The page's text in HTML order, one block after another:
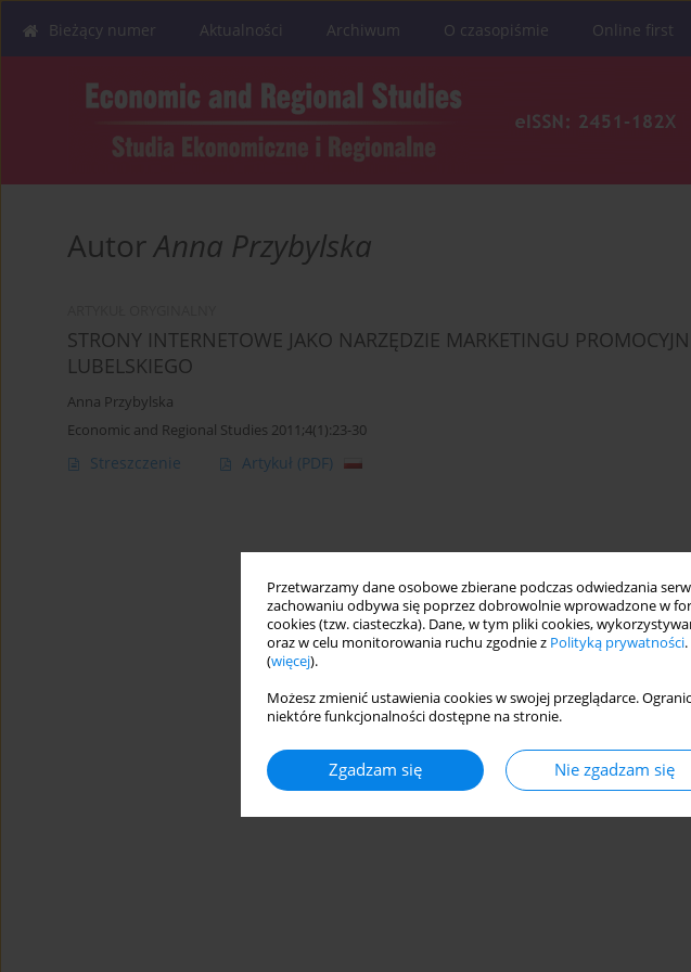
Przetwarzamy dane osobowe zbierane podczas odwiedzania
zachowaniu odbywa się poprzez dobrowolnie wprowadzone w
cookies (tzw. ciasteczka). Dane, w tym pliki cookies,
oraz w celu monitorowania ruchu zgodnie z Polityką prywatności
(więcej).
Możesz zmienić ustawienia cookies w swojej przeglądarce.
niektóre funkcjonalności dostępne na stronie.
Zgadzam się Nie zgadzam się
Bieżący numer Aktualności Archiwum O czasopiśmie Online first
AutorAnna Przybylska
STRONY INTERNETOWE JAKO NARZĘDZIE MARKETINGU
LUBELSKIEGO
Anna Przybylska
Economic and Regional Studies 2011;4(1):23-30
Streszczenie Artykuł (PDF)